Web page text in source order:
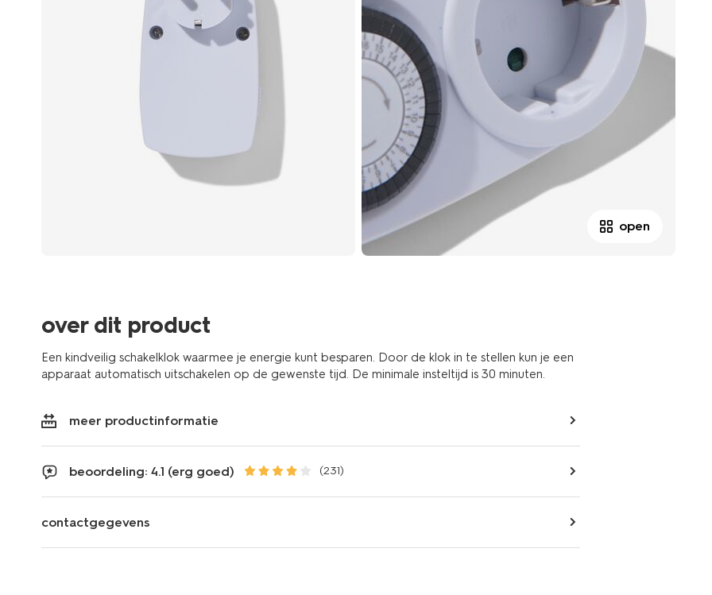
open
over dit product
Een kindveilig schakelklok waarmee je energie kunt besparen. Door de klok in te stellen kun je een
apparaat automatisch uitschakelen op de gewenste tijd. De minimale insteltijd is 30 minuten.
meer productinformatie
beoordeling: 4.1 (erg goed) (231)
contactgegevens